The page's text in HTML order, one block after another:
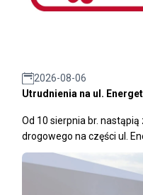
2026-08-06
Utrudnienia na ul.
Od 10 sierpnia br.
drogowego na części ul.